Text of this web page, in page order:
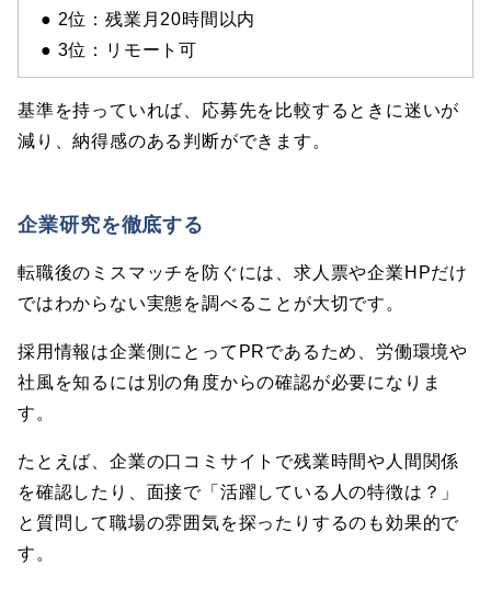
● 2位：残業月20時間以内
● 3位：リモート可
基準を持っていれば、応募先を比較するときに迷いが
減り、納得感のある判断ができます。
企業研究を徹底する
転職後のミスマッチを防ぐには、求人票や企業HPだけ
ではわからない実態を調べることが大切です。
採用情報は企業側にとってPRであるため、労働環境や
社風を知るには別の角度からの確認が必要になりま
す。
たとえば、企業の口コミサイトで残業時間や人間関係
を確認したり、面接で「活躍している人の特徴は？」
と質問して職場の雰囲気を探ったりするのも効果的で
す。